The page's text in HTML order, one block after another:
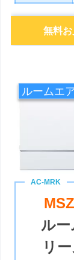
無料お
ルームエ
ル
リ